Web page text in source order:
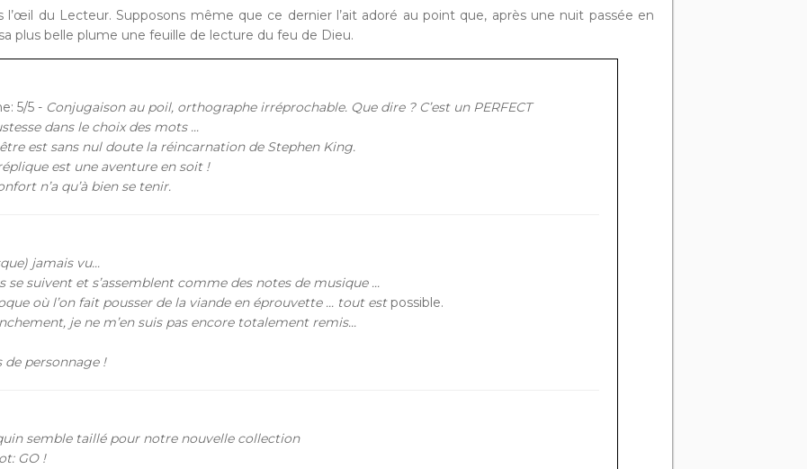
du Lecteur. Supposons même que ce dernier l’ait adoré au point que, après une nuit passée en
plus belle plume une feuille de lecture du feu de Dieu.
5/5 - Conjugaison au poil, orthographe irréprochable. Que dire ? C’est un PERFECT
dans le choix des mots ...
est sans nul doute la réincarnation de Stephen King.
est une aventure en soit !
n’a qu’à bien se tenir.
jamais vu...
se suivent et s’assemblent comme des notes de musique ...
où l’on fait pousser de la viande en éprouvette ... tout est possible.
je ne m’en suis pas encore totalement remis...
de personnage !
semble taillé pour notre nouvelle collection
GO !